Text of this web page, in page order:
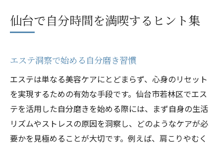
仙台で自分時間を満喫するヒント集
エステ洞察で始める自分磨き習慣
エステは単なる美容ケアにとどまらず、心身のリセット
を実現するための有効な手段です。仙台市若林区でエス
テを活用した自分磨きを始める際には、まず自身の生活
リズムやストレスの原因を洞察し、どのようなケアが必
要かを見極めることが大切です。例えば、肩こりやむく